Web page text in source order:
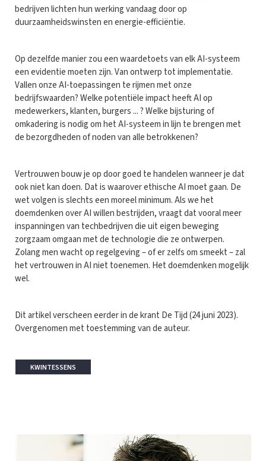
bedrijven lichten hun werking vandaag door op
duurzaamheidswinsten en energie-efficiëntie.
Op dezelfde manier zou een waardetoets van elk AI-systeem
een evidentie moeten zijn. Van ontwerp tot implementatie.
Vallen onze AI-toepassingen te rijmen met onze
bedrijfswaarden? Welke potentiële impact heeft AI op
medewerkers, klanten, burgers ... ? Welke bijsturing of
omkadering is nodig om het AI-systeem in lijn te brengen met
de bezorgdheden of noden van alle betrokkenen?
Vertrouwen bouw je op door goed te handelen wanneer je dat
ook niet kan doen. Dat is waarover ethische AI moet gaan. De
wet volgen is slechts een moreel minimum. Als we het
doemdenken over AI willen bestrijden, vraagt dat vooral meer
inspanningen van techbedrijven die uit eigen beweging
zorgzaam omgaan met de technologie die ze ontwerpen.
Zolang men wacht op regelgeving – of er zelfs om smeekt – zal
het vertrouwen in AI niet toenemen. Het doemdenken mogelijk
wel.
Dit artikel verscheen eerder in de krant De Tijd (24 juni 2023).
Overgenomen met toestemming van de auteur.
KWINTESSENS